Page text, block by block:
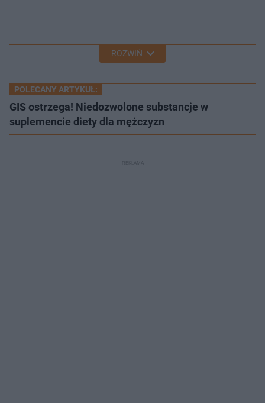
ROZWIŃ
POLECANY ARTYKUŁ:
GIS ostrzega! Niedozwolone substancje w
suplemencie diety dla mężczyzn